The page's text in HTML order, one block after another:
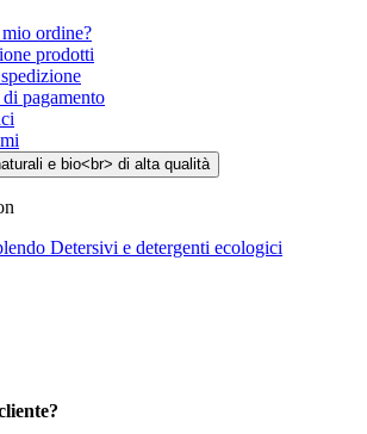
ordine?
prodotti
pagamento
Detersivi e detergenti ecologici